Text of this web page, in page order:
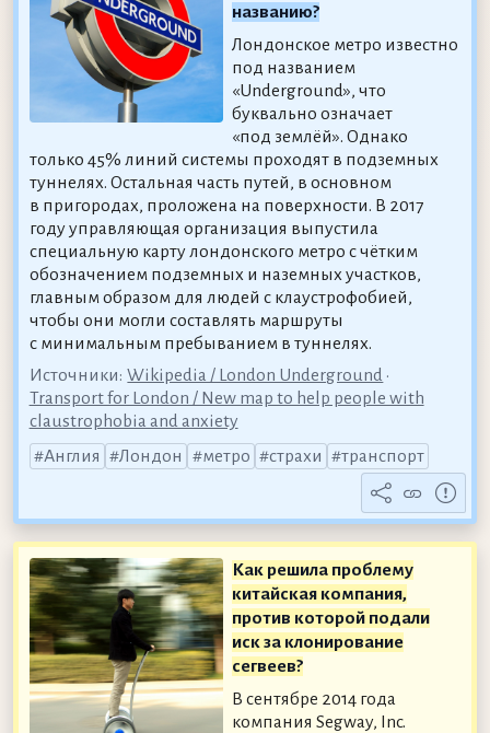
названию?
Лондонское метро известно
под названием
«Underground», что
буквально означает
«под землёй». Однако
только 45% линий системы проходят в подземных
туннелях. Остальная часть путей, в основном
в пригородах, проложена на поверхности. В 2017
году управляющая организация выпустила
специальную карту лондонского метро с чётким
обозначением подземных и наземных участков,
главным образом для людей с клаустрофобией,
чтобы они могли составлять маршруты
с минимальным пребыванием в туннелях.
Источники: Wikipedia / London Underground •
Transport for London / New map to help people with
claustrophobia and anxiety
Англия
Лондон метро страхи транспорт
Как решила проблему
китайская компания,
против которой подали
иск за клонирование
сегвеев?
В сентябре 2014 года
компания Segway, Inc.